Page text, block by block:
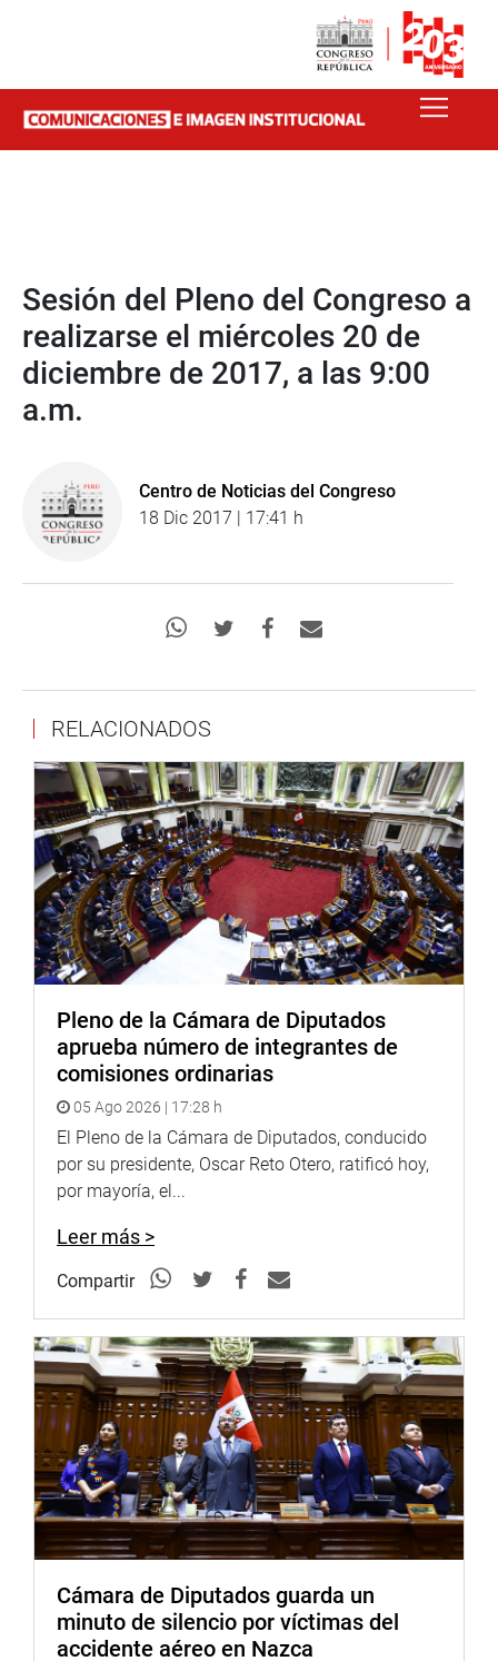
Sesión del Pleno del Congreso a
realizarse el miércoles 20 de
diciembre de 2017, a las 9:00
a.m.
Centro de Noticias del Congreso
18 Dic 2017 | 17:41 h
RELACIONADOS
Pleno de la Cámara de Diputados
aprueba número de integrantes de
comisiones ordinarias
05 Ago 2026 | 17:28 h
El Pleno de la Cámara de Diputados, conducido
por su presidente, Oscar Reto Otero, ratificó hoy,
por mayoría, el...
Leer más >
Compartir
Cámara de Diputados guarda un
minuto de silencio por víctimas del
accidente aéreo en Nazca